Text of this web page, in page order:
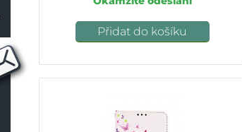
Přidat do košíku